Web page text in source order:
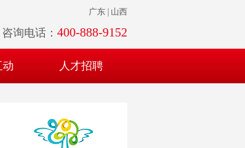
广东 | 山西
咨询电话： 400-888-9152
动 人才招聘